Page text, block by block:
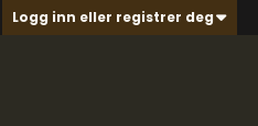
Logg inn eller registrer deg